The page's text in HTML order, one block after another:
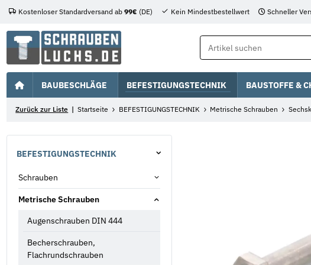
Kostenloser Standardversand ab 99€ (DE) Kein Mindestbestellwert Schneller
BAUBESCHLÄGE BEFESTIGUNGSTECHNIK BAUSTOFFE &
Zurück zur Liste Startseite BEFESTIGUNGSTECHNIK Metrische Schrauben
BEFESTIGUNGSTECHNIK
Schrauben
Metrische Schrauben
Augenschrauben DIN 444
Becherschrauben,
Flachrundschrauben